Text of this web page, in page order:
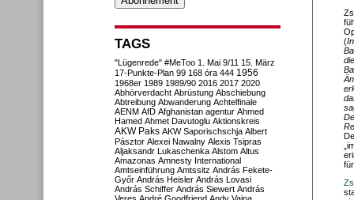
(
TAGS
"Lügenrede" #MeToo 1. Mai 9/11 15. März
17-Punkte-Plan 99 168 óra 444 1956
1968er 1989 1989/90 2016 2017 2020
Abhörverdacht Abrüstung Abschiebung
Abtreibung Abwanderung Achtelfinale
AENM AfD Afghanistan agentur Ahmed
Hamed Ahmet Davutoglu Aktionskreis
AKW Paks AKW Saporischschja Albert
Pásztor Alexei Nawalny Alexis Tsipras
Aljaksandr Lukaschenka Alstom Altus
Amazonas Amnesty International
Amtseinführung Amtssitz András Fekete-
Győr András Heisler András Lovasi
András Schiffer András Siewert András